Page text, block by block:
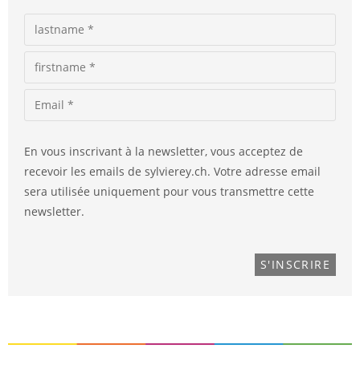
En vous inscrivant à la newsletter, vous acceptez de
recevoir les emails de sylvierey.ch. Votre adresse email
sera utilisée uniquement pour vous transmettre cette
newsletter.